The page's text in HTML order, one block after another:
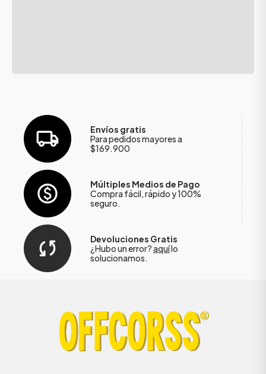
Envíos gratis
Para pedidos mayores a
$169.900
Múltiples Medios de Pago
Compra fácil, rápido y 100%
seguro.
Devoluciones Gratis
¿Hubo un error?aquílo
solucionamos.